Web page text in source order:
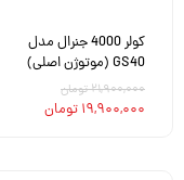
کولر 4000 جنرال مدل
GS40 (موتوژن اصلی)
۲۱,۹۰۰,۰۰۰ تومان
۱۹,۹۰۰,۰۰۰ تومان